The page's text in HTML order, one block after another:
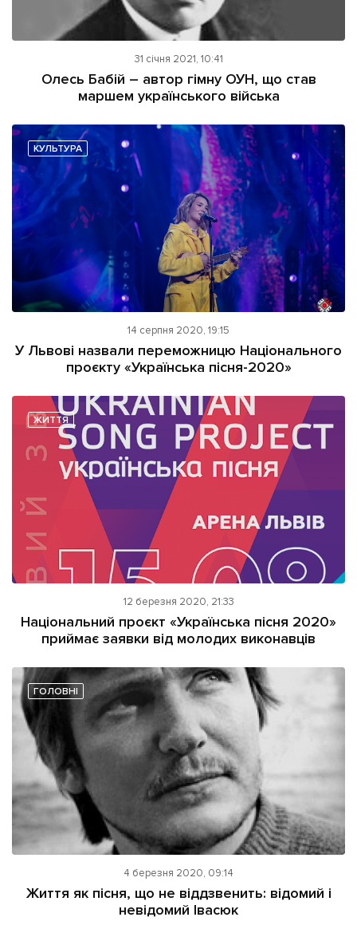
31 січня 2021, 10:41
Олесь Бабій – автор гімну ОУН, що став
маршем українського війська
КУЛЬТУРА
14 серпня 2020, 19:15
У Львові назвали переможницю Національного
проєкту «Українська пісня-2020»
ЖИТТЯ
12 березня 2020, 21:33
Національний проєкт «Українська пісня 2020»
приймає заявки від молодих виконавців
ГОЛОВНІ
4 березня 2020, 09:14
Життя як пісня, що не віддзвенить: відомий і
невідомий Івасюк